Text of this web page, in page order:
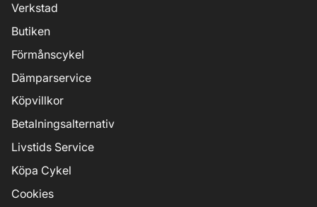
Verkstad
Butiken
Förmånscykel
Dämparservice
Köpvillkor
Betalningsalternativ
Livstids Service
Köpa Cykel
Cookies